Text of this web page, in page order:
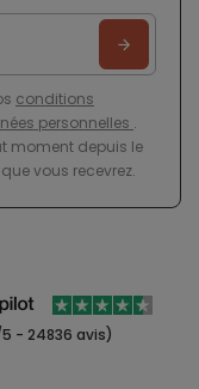
conditions
personnelles .
moment depuis le
vous recevrez.
- 24836 avis)